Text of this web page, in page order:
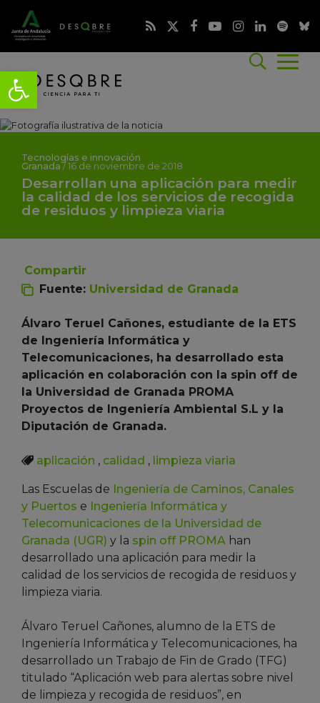
Tecnologías e innovación
Granada/ 16 de noviembre de 2018
Desarrollan una aplicación para medir
la calidad de los servicios de recogida
de residuos y limpieza viaria
Compartir
Fuente: Universidad de Granada
Álvaro Teruel Cañones, estudiante de la ETS
de Ingeniería Informática y
Telecomunicaciones, ha desarrollado esta
aplicación en colaboración con la spin off de
la Universidad de Granada PROMA
Proyectos de Ingeniería Ambiental S.L y la
Diputación de Granada.
aplicación , calidad , limpieza viaria
Las Escuelas de Ingeniería de Caminos, Canales
y Puertos e Ingeniería Informática y
Telecomunicaciones de la Universidad de
Granada (UGR) y la spin off PROMA han
desarrollado una aplicación para medir la
calidad de los servicios de recogida de residuos y
limpieza viaria.
Álvaro Teruel Cañones, alumno de la ETS de
Ingeniería Informática y Telecomunicaciones, ha
desarrollado un Trabajo de Fin de Grado (TFG)
titulado “Aplicación web para alertas sobre nivel
de limpieza y recogida de residuos”, en